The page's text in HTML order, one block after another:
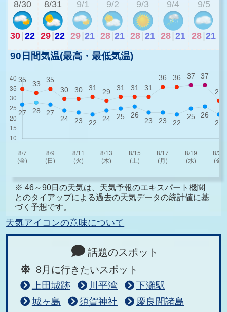
8/30
30|22
8/31
29|22
9/1
29 21
9/2
28 21
9/3
28 21
9/4
28 21
9/5
28 21
90日間気温(最高・最低気温)
※ 46～90日の天気は、天気予報のエキスパート機関
とのタイアップによる過去の天気データの統計値に基
づく予想です。
天気アイコンの意味について
話題のスポット
8月に行きたいスポット
上田城跡
川平湾
下灘駅
城ヶ島
須賀神社
慶良間諸島